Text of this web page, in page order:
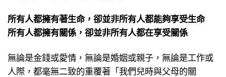
所有人都擁有著生命，卻並非所有人都能夠享受生命
所有人都擁有關係，卻並非所有人都在享受關係
無論是金錢或愛情，無論是婚姻或親子，無論是工作或
人際，都毫無二致的重覆著「我們兒時與父母的關